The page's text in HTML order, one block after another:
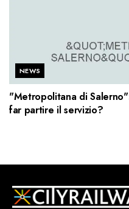
NEWS
"Metropolitana di
far partire il servizio?